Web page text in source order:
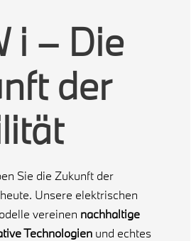
i – Die
der
Sie die Zukunft der
Unsere elektrischen
vereinen nachhaltige
Technologien und echtes